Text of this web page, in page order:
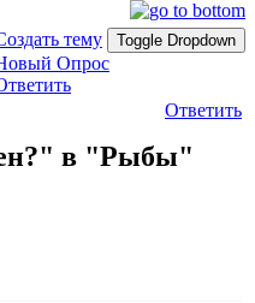
тему
Toggle Dropdown
Опрос
Ответить
в "Рыбы"